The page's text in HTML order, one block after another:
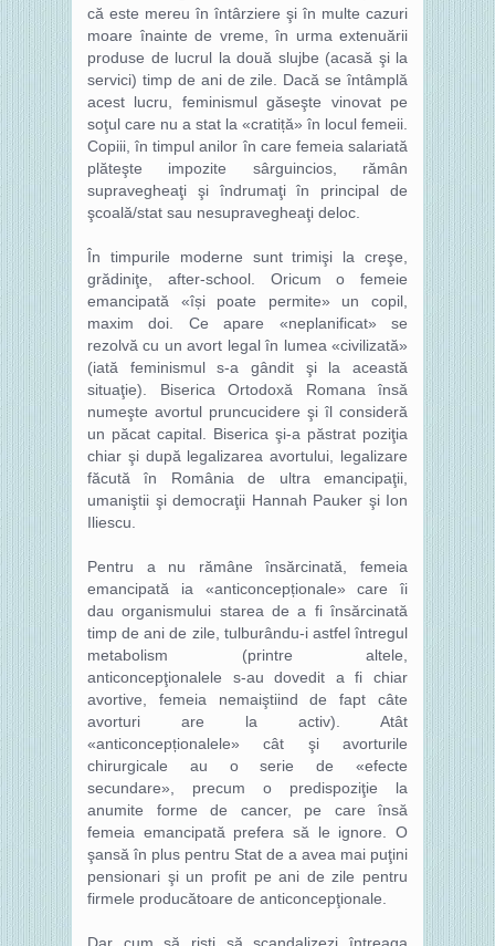
că este mereu în întârziere şi în multe cazuri
moare înainte de vreme, în urma extenuării
produse de lucrul la două slujbe (acasă şi la
servici) timp de ani de zile. Dacă se întâmplă
acest lucru, feminismul găseşte vinovat pe
soţul care nu a stat la «cratiță» în locul femeii.
Copiii, în timpul anilor în care femeia salariată
plăteşte impozite sârguincios, rămân
supravegheaţi şi îndrumaţi în principal de
şcoală/stat sau nesupravegheaţi deloc.
În timpurile moderne sunt trimişi la creşe,
grădiniţe, after-school. Oricum o femeie
emancipată «își poate permite» un copil,
maxim doi. Ce apare «neplanificat» se
rezolvă cu un avort legal în lumea «civilizată»
(iată feminismul s-a gândit şi la această
situaţie). Biserica Ortodoxă Romana însă
numeşte avortul pruncucidere şi îl consideră
un păcat capital. Biserica şi-a păstrat poziţia
chiar şi după legalizarea avortului, legalizare
făcută în România de ultra emancipaţii,
umaniştii şi democraţii Hannah Pauker şi Ion
Iliescu.
Pentru a nu rămâne însărcinată, femeia
emancipată ia «anticoncepționale» care îi
dau organismului starea de a fi însărcinată
timp de ani de zile, tulburându-i astfel întregul
metabolism (printre altele,
anticoncepţionalele s-au dovedit a fi chiar
avortive, femeia nemaiştiind de fapt câte
avorturi are la activ). Atât
«anticoncepționalele» cât şi avorturile
chirurgicale au o serie de «efecte
secundare», precum o predispoziţie la
anumite forme de cancer, pe care însă
femeia emancipată prefera să le ignore. O
şansă în plus pentru Stat de a avea mai puţini
pensionari şi un profit pe ani de zile pentru
firmele producătoare de anticoncepţionale.
Dar cum să rişti să scandalizezi întreaga